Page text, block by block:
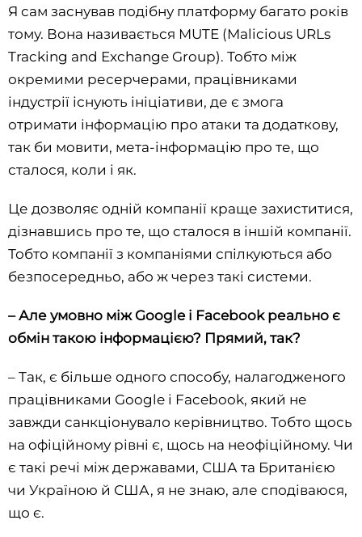
Я сам заснував подібну платформу багато років
тому. Вона називається MUTE (Malicious URLs
Tracking and Exchange Group). Тобто між
окремими ресерчерами, працівниками
індустрії існують ініціативи, де є змога
отримати інформацію про атаки та додаткову,
так би мовити, мета-інформацію про те, що
сталося, коли і як.
Це дозволяє одній компанії краще захиститися,
дізнавшись про те, що сталося в іншій компанії.
Тобто компанії з компаніями спілкуються або
безпосередньо, або ж через такі системи.
– Але умовно між Google і Facebook реально є
обмін такою інформацією? Прямий, так?
– Так, є більше одного способу, налагодженого
працівниками Google і Facebook, який не
завжди санкціонувало керівництво. Тобто щось
на офіційному рівні є, щось на неофіційному. Чи
є такі речі між державами, США та Британією
чи Україною й США, я не знаю, але сподіваюся,
що є.